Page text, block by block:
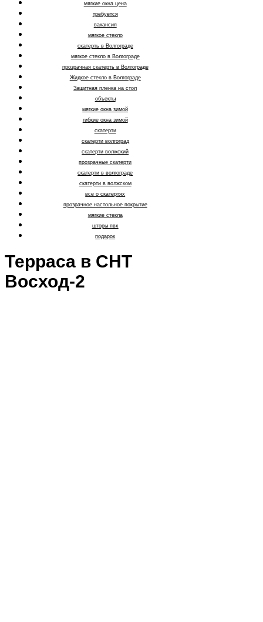
мягкие окна цена
требуется
вакансия
мягкое стекло
скатерть в Волгограде
мягкое стекло в Волгограде
прозрачная скатерть в Волгограде
Жидкое стекло в Волгограде
Защитная пленка на стол
объекты
мягкие окна зимой
гибкие окна зимой
скатерти
скатерти волгоград
скатерти волжский
прозрачные скатерти
скатерти в волгограде
скатерти в волжском
все о скатертях
прозрачное настольное покрытие
мягкие стекла
шторы пвх
подарок
Терраса в СНТ
Восход-2